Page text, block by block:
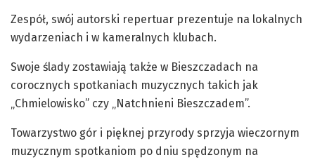
Zespół, swój autorski repertuar prezentuje na lokalnych
wydarzeniach i w kameralnych klubach.
Swoje ślady zostawiają także w Bieszczadach na
corocznych spotkaniach muzycznych takich jak
„Chmielowisko” czy „Natchnieni Bieszczadem”.
Towarzystwo gór i pięknej przyrody sprzyja wieczornym
muzycznym spotkaniom po dniu spędzonym na